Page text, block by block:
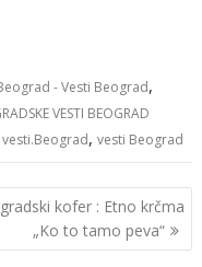
- Vesti Beograd,
VESTI BEOGRAD
,vesti Beograd
kofer : Etno krčma
„Ko to tamo peva“